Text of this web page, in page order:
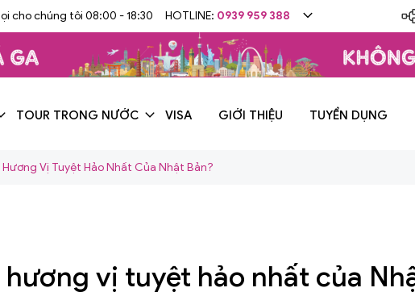
cho chúng tôi 08:00 - 18:30 HOTLINE: 0939 959 388
TOUR TRONG NƯỚC VISA GIỚI THIỆU TUYỂN DỤNG
Hương Vị Tuyệt Hảo Nhất Của Nhật Bản?
hương vị tuyệt hảo nhất của